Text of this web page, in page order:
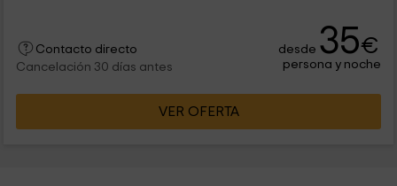
Contacto directo
Cancelación 30 días antes
desde 35€
persona y noche
VER OFERTA